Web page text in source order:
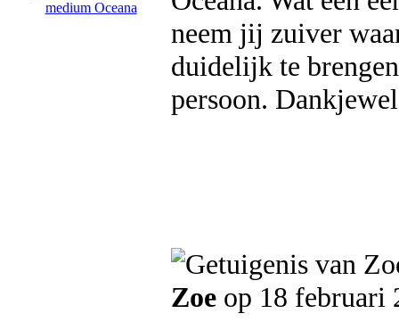
neem jij zuiver
duidelijk te
persoon.
Zoe op 18 februari